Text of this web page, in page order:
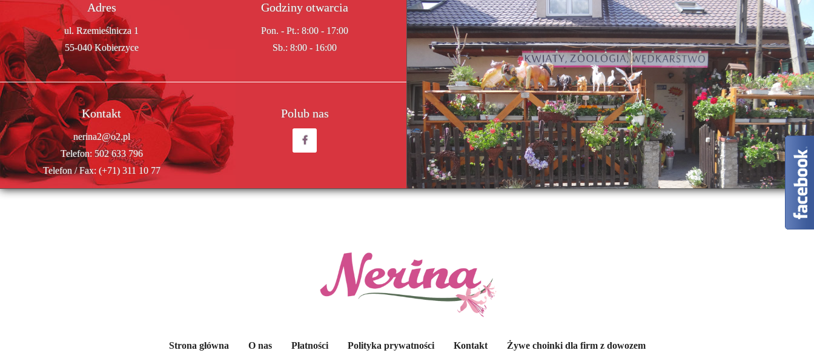
Godziny otwarcia
Pon. - Pt.: 8:00 - 17:00
Sb.: 8:00 - 16:00
Adres
ul. Rzemieślnicza 1
55-040 Kobierzyce
Polub nas
Kontakt
nerina2@o2.pl
Telefon:502 633 796
Telefon / Fax: (+71) 311 10 77
Strona główna O nas Płatności Polityka prywatności Kontakt Żywe choinki dla firm z dowozem